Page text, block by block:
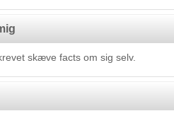
skæve facts om sig selv.